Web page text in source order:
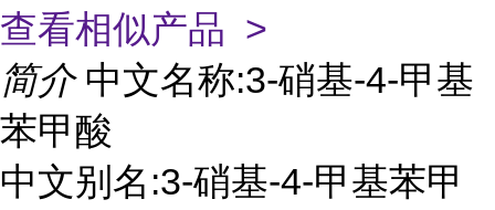
查看相似产品 >
简介 中文名称:3-硝基-4-甲基
苯甲酸
中文别名:3-硝基-4-甲基苯甲